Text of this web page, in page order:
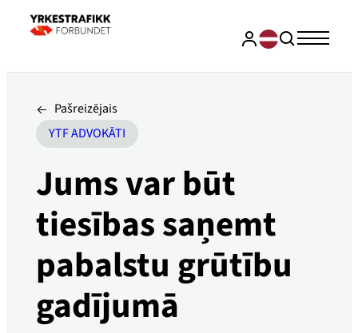
Pašreizējais
YTF ADVOKĀTI
Jums var būt
tiesības saņemt
pabalstu grūtību
gadījumā